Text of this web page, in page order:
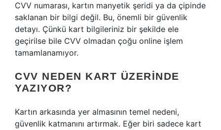
CVV numarası, kartın manyetik şeridi ya da çipinde
saklanan bir bilgi değil. Bu, önemli bir güvenlik
detayı. Çünkü kart bilgileriniz bir şekilde ele
geçirilse bile CVV olmadan çoğu online işlem
tamamlanamıyor.
CVV NEDEN KART ÜZERINDE
YAZIYOR?
Kartın arkasında yer almasının temel nedeni,
güvenlik katmanını artırmak. Eğer biri sadece kart